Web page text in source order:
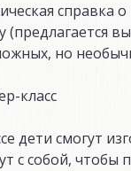
справка
(предлагается
но
класс
дети смогут
с собой, чтобы